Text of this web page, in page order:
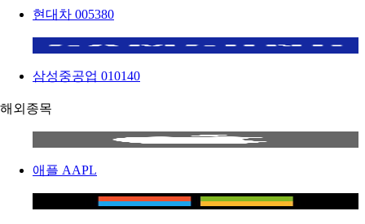
현대차 005380
삼성중공업 010140
해외종목
애플 AAPL